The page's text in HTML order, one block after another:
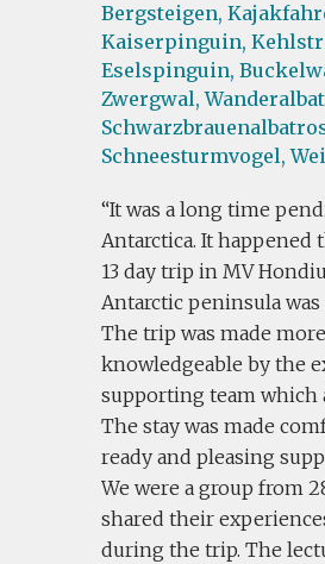
Bergsteigen,
Kaiserpinguin,
Eselspinguin,
Zwergwal,
Schneesturmvogel,
It was a long time
Antarctica. It happened
13 day trip in MV
Antarctic peninsula was
The trip was made
knowledgeable by the
supporting team which
The stay was made
ready and pleasing
We were a group from
shared their
during the trip. The